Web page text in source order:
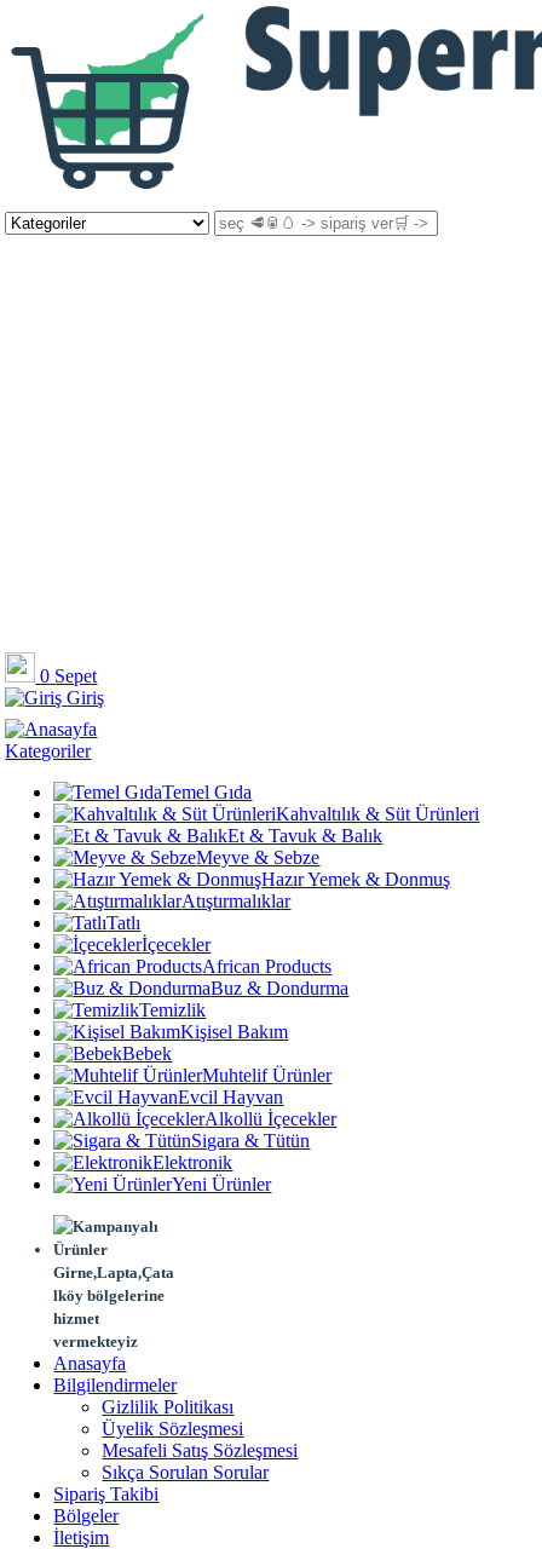
0 Sepet
Giriş
Kategoriler
Temel Gıda
Kahvaltılık & Süt Ürünleri
Et & Tavuk & Balık
Meyve & Sebze
Hazır Yemek & Donmuş
Atıştırmalıklar
Tatlı
İçecekler
African Products
Buz & Dondurma
Temizlik
Kişisel Bakım
Bebek
Muhtelif Ürünler
Evcil Hayvan
Alkollü İçecekler
Sigara & Tütün
Elektronik
Yeni Ürünler
Girne,Lapta,Çata
lköy bölgelerine
hizmet
vermekteyiz
Anasayfa
Bilgilendirmeler
Gizlilik Politikası
Üyelik Sözleşmesi
Mesafeli Satış Sözleşmesi
Sıkça Sorulan Sorular
Sipariş Takibi
Bölgeler
İletişim